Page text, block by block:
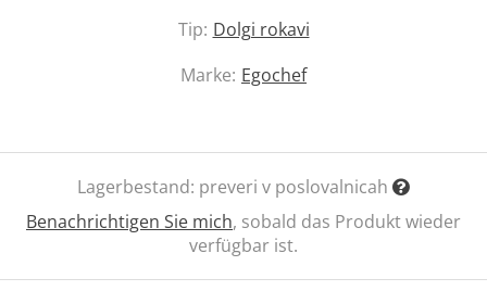
Tip: Dolgi rokavi
Marke: Egochef
Lagerbestand: preveri v poslovalnicah
Benachrichtigen Sie mich, sobald das Produkt wieder
verfügbar ist.